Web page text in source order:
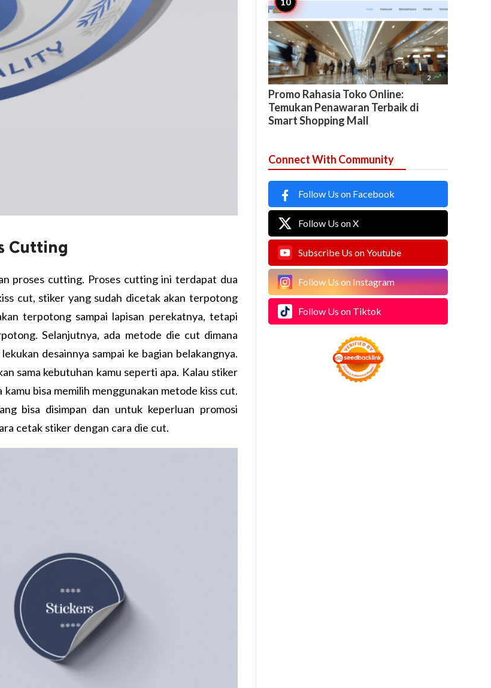
Cutting
proses cutting. Proses cutting ini terdapat dua
cut, stiker yang sudah dicetak akan terpotong
terpotong sampai lapisan perekatnya, tetapi
Selanjutnya, ada metode die cut dimana
desainnya sampai ke bagian belakangnya.
sama kebutuhan kamu seperti apa. Kalau stiker
bisa memilih menggunakan metode kiss cut.
bisa disimpan dan untuk keperluan promosi
cetak stiker dengan cara die cut.
2 
Promo Rahasia Toko Online:
Temukan Penawaran Terbaik di
Smart Shopping Mall
Connect With Community
Follow Us on Facebook
Follow Us on X
Subscribe Us on Youtube
Follow Us on Instagram
Follow Us on Tiktok